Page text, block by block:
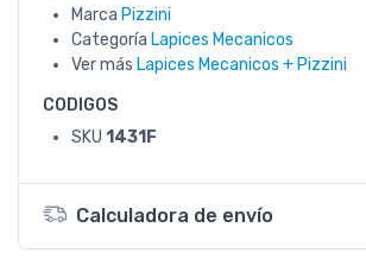
Marca Pizzini
Categoría Lapices Mecanicos
Ver más Lapices Mecanicos + Pizzini
CODIGOS
SKU 1431F
Calculadora de envío